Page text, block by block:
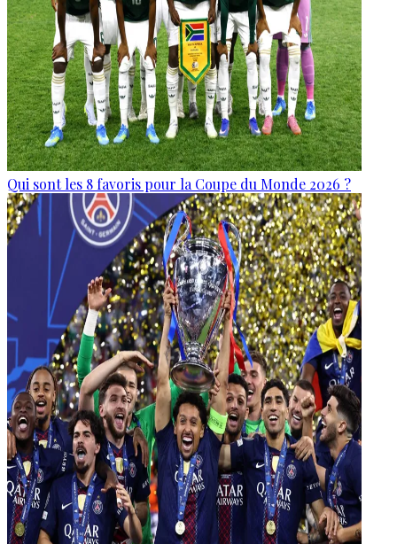
Qui sont les 8 favoris pour la Coupe du Monde 2026 ?